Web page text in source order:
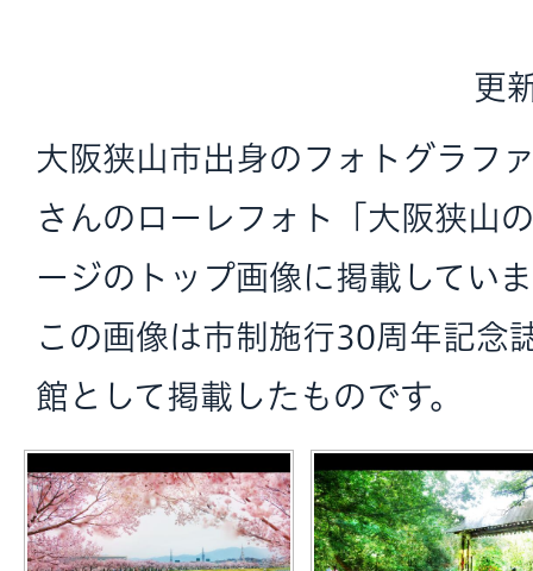
更
大阪狭山市出身のフォトグラフ
さんのローレフォト「大阪狭山
ージのトップ画像に掲載してい
この画像は市制施行30周年記念
館として掲載したものです。